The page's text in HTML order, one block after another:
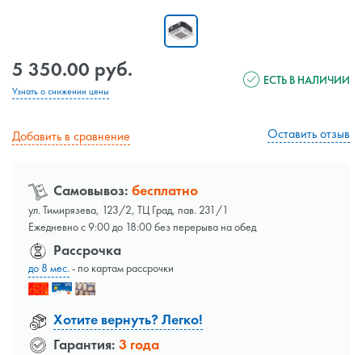
5 350.00 руб.
Узнать о снижении цены
ЕСТЬ В НАЛИЧИИ
Добавить в сравнение Оставить отзыв
Самовывоз: бесплатно
ул. Тимирязева, 123/2, ТЦ Град, пав. 231/1
Ежедневно с 9:00 до 18:00 без перерыва на обед
Рассрочка
до 8 мес.- по картам рассрочки
Хотите вернуть? Легко!
Гарантия: 3 года